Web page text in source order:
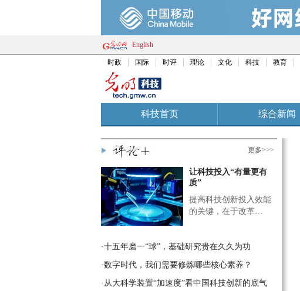
English
时政 国际 时评 理论 文化 科技 教育
科技首页 综合新闻
更多>>>
让科技投入“有量更有
质”
提高科技创新投入效能
的关键，在于改革…
·十五年磨一“球”，基础研究贵在久久为功
·数字时代，我们需要修炼哪些核心素养？
·从大科学装置“加速度”看中国科技创新的底气